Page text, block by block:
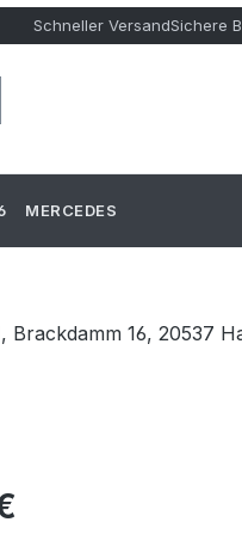
Schneller VersandSichere
MERCEDES
Brackdamm 16, 20537